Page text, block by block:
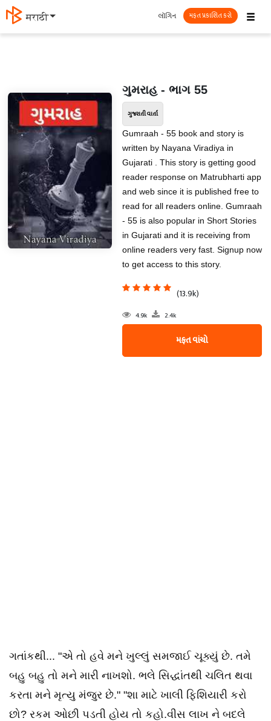
मराठी ☰
લૉગિન મફત પ્રકાશિત કરો
ગુમરાહ - ભાગ 55
ગુજરાતી વાર્તા
Gumraah - 55 book and story is
written by Nayana Viradiya in
Gujarati . This story is getting good
reader response on Matrubharti app
and web since it is published free to
read for all readers online. Gumraah
- 55 is also popular in Short Stories
in Gujarati and it is receiving from
online readers very fast. Signup now
to get access to this story.
(13.9k)
4.9k 2.4k
મફત વાંચો
ગતાંકથી... "એ તો હવે મને ખુલ્લું સમજાઈ ચૂક્યું છે. તમે
બહુ બહુ તો મને મારી નાખશો. ભલે સિદ્ધાંતથી ચલિત થવા
કરતા મને મૃત્યુ મંજુર છે." "શા માટે ખાલી ફિશિયારી કરો
છો? રકમ ઓછી પડતી હોય તો કહો.વીસ લાખ ને બદલે